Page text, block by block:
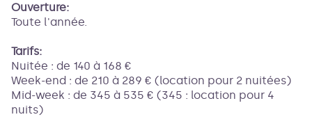
Ouverture:
Toute l'année.
Tarifs:
Nuitée : de 140 à 168 €
Week-end : de 210 à 289 € (location pour 2 nuitées)
Mid-week : de 345 à 535 € (345 : location pour 4
nuits)